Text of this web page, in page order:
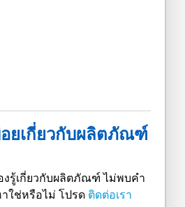
ยเกี่ยวกับผลิตภัณฑ์
รู้เกี่ยวกับผลิตภัณฑ์ ไม่พบคำ
ใช่หรือไม่ โปรด ติดต่อเรา